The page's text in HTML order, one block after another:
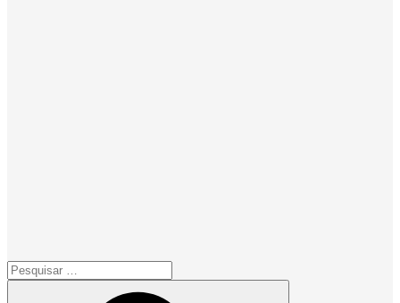
Pesquisar
por: